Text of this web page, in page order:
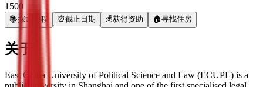
1500
📚探索课程 ⏰截止日期 💰获得资助 🏠寻找住房
关于
East China University of Political Science and Law (ECUPL) is a